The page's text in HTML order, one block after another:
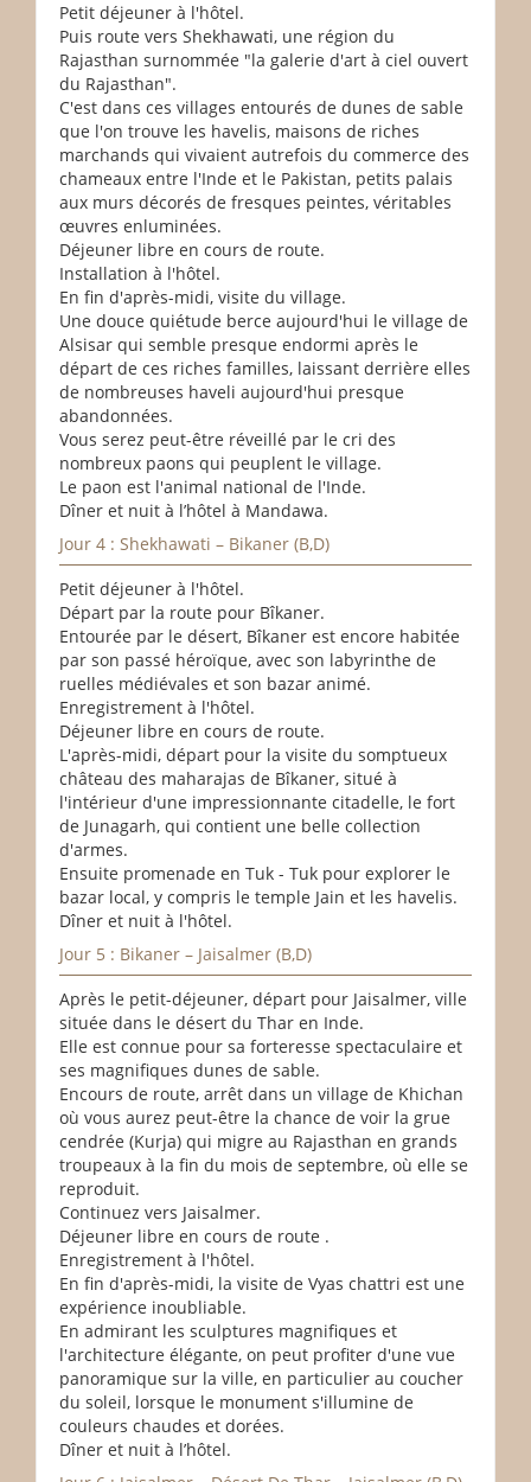
Petit déjeuner à l'hôtel.
Puis route vers Shekhawati, une région du
Rajasthan surnommée "la galerie d'art à ciel ouvert
du Rajasthan".
C'est dans ces villages entourés de dunes de sable
que l'on trouve les havelis, maisons de riches
marchands qui vivaient autrefois du commerce des
chameaux entre l'Inde et le Pakistan, petits palais
aux murs décorés de fresques peintes, véritables
œuvres enluminées.
Déjeuner libre en cours de route.
Installation à l'hôtel.
En fin d'après-midi, visite du village.
Une douce quiétude berce aujourd'hui le village de
Alsisar qui semble presque endormi après le
départ de ces riches familles, laissant derrière elles
de nombreuses haveli aujourd'hui presque
abandonnées.
Vous serez peut-être réveillé par le cri des
nombreux paons qui peuplent le village.
Le paon est l'animal national de l'Inde.
Dîner et nuit à l’hôtel à Mandawa.
Jour 4 : Shekhawati – Bikaner (B,D)
Petit déjeuner à l'hôtel.
Départ par la route pour Bîkaner.
Entourée par le désert, Bîkaner est encore habitée
par son passé héroïque, avec son labyrinthe de
ruelles médiévales et son bazar animé.
Enregistrement à l'hôtel.
Déjeuner libre en cours de route.
L'après-midi, départ pour la visite du somptueux
château des maharajas de Bîkaner, situé à
l'intérieur d'une impressionnante citadelle, le fort
de Junagarh, qui contient une belle collection
d'armes.
Ensuite promenade en Tuk - Tuk pour explorer le
bazar local, y compris le temple Jain et les havelis.
Dîner et nuit à l'hôtel.
Jour 5 : Bikaner – Jaisalmer (B,D)
Après le petit-déjeuner, départ pour Jaisalmer, ville
située dans le désert du Thar en Inde.
Elle est connue pour sa forteresse spectaculaire et
ses magnifiques dunes de sable.
Encours de route, arrêt dans un village de Khichan
où vous aurez peut-être la chance de voir la grue
cendrée (Kurja) qui migre au Rajasthan en grands
troupeaux à la fin du mois de septembre, où elle se
reproduit.
Continuez vers Jaisalmer.
Déjeuner libre en cours de route .
Enregistrement à l'hôtel.
En fin d'après-midi, la visite de Vyas chattri est une
expérience inoubliable.
En admirant les sculptures magnifiques et
l'architecture élégante, on peut profiter d'une vue
panoramique sur la ville, en particulier au coucher
du soleil, lorsque le monument s'illumine de
couleurs chaudes et dorées.
Dîner et nuit à l’hôtel.